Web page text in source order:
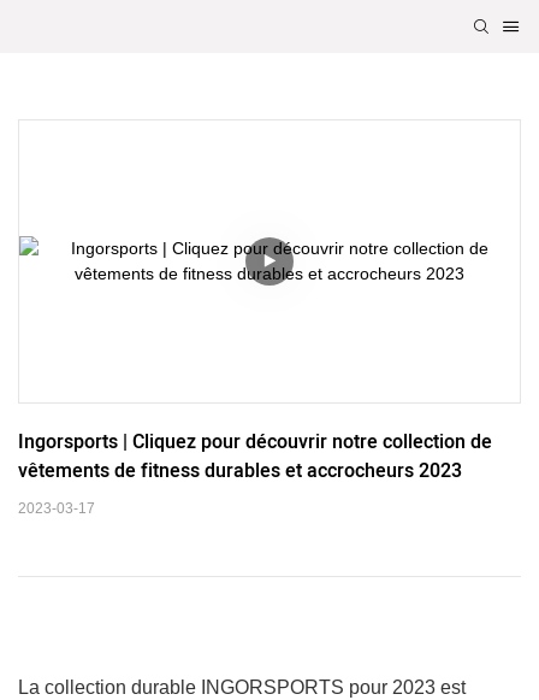
Ingorsports | Cliquez pour découvrir notre collection de
vêtements de fitness durables et accrocheurs 2023
2023-03-17
La collection durable INGORSPORTS pour 2023 est